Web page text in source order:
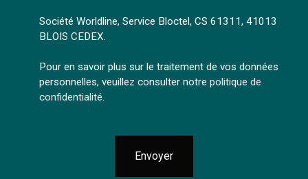
Société Worldline, Service Bloctel, CS 61311, 41013
BLOIS CEDEX.
Pour en savoir plus sur le traitement de vos données
personnelles, veuillez consulter notre politique de
confidentialité.
Envoyer